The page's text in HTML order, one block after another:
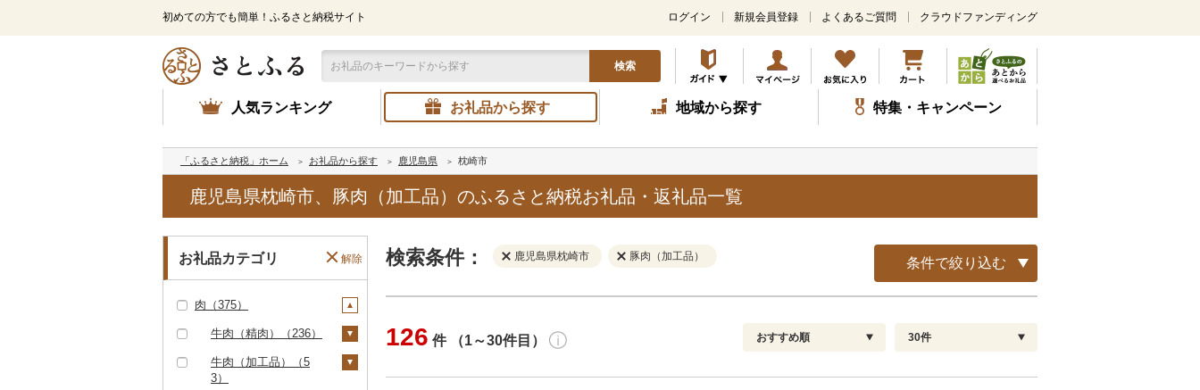
初めての方でも簡単！ふるさと納税サイト
メ
ン
コ
ン
テ
ツ
ッ
ログイン 新規会員登録 よくあるご質問 クラウドファンディング
検索
人気ランキング お礼品から探す 地域から探す 特集・キャンペーン
「ふるさと納税」ホーム お礼品から探す 鹿児島県 枕崎市
鹿児島県枕崎市、豚肉（加工品）のふるさと納税お礼品・返礼品一覧
お礼品カテゴリ 解除
肉（375）
牛肉（精肉）（236）
ステーキ（120）
牛肉（加工品）（5
3）
検索条件： 鹿児島県枕崎市 豚肉（加工品） 条件で絞り込む
解除 配送指定 解除
お届け日時指定可
126 件 （1～30件目） おすすめ順 30件